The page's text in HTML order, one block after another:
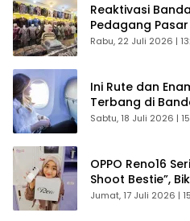
Reaktivasi
Pedagang
Kembali Ekonomi
Rabu, 22 Juli 2026 |
Ini Rute dan
Terbang di
Sabtu, 18 Juli 2026 |
OPPO Reno16
Shoot Bestie”,
Betah
Jumat, 17 Juli 2026 |